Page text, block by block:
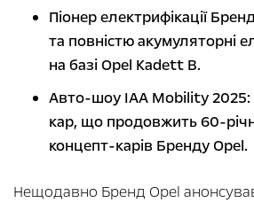
Піонер електрифікації
та повністю акумуляторні
на базі Opel Kadett B.
Авто-шоу IAA Mobility 2025:
кар, що продовжить 60-
концепт-карів Бренду Opel.
Нещодавно Бренд Opel